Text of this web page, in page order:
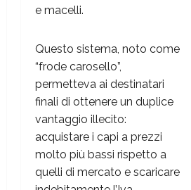
e macelli.
Questo sistema, noto come
“frode carosello”,
permetteva ai destinatari
finali di ottenere un duplice
vantaggio illecito:
acquistare i capi a prezzi
molto più bassi rispetto a
quelli di mercato e scaricare